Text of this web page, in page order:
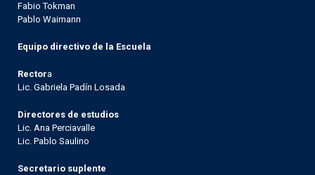
Fabio Tokman
Pablo Waimann
Equipo directivo de la Escuela
Rectora
Lic. Gabriela Padín Losada
Directores de estudios
Lic. Ana Perciavalle
Lic. Pablo Saulino
Secretario suplente